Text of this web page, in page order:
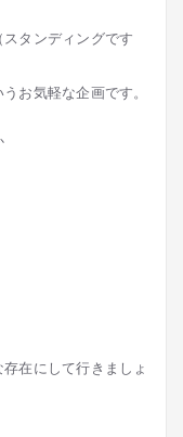
タンディングです
お気軽な企画です。
在にして行きましょ